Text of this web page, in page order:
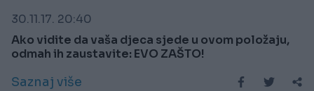
30.11.17. 20:40
Ako vidite da vaša djeca sjede u ovom položaju,
odmah ih zaustavite: EVO ZAŠTO!
Saznaj više